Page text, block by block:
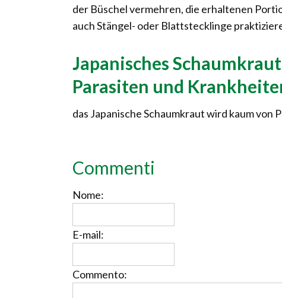
der Büschel vermehren, die erhaltenen
auch Stängel- oder Blattstecklinge
Japanisches
Parasiten und
das Japanische Schaumkraut wird kaum
Commenti
Nome:
E-mail:
Commento: